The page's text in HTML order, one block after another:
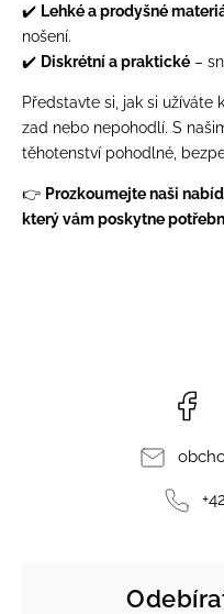
✔️ Lehké a prodyšné
nošení.
✔️ Diskrétní a praktické –
Představte si, jak si
zad nebo nepohodlí. S
těhotenství pohodlné,
👉 Prozkoumejte naši
který vám poskytne